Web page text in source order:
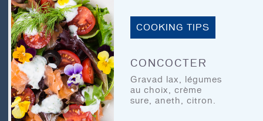
COOKING TIPS
CONCOCTER
Gravad lax, légumes
au choix, crème
sure, aneth, citron.
NOTRE HISTOIRE
NOS PRODUITS
CONTACT
AVIS LÉGAUX
RECIPE ARCHIVES